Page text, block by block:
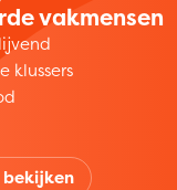
vakmensen
klussers
bekijken